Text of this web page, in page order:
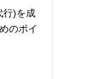
行)を成
のポイ